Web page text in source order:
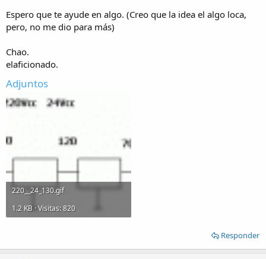
Espero que te ayude en algo. (Creo que la idea el algo loca,
pero, no me dio para más)
Chao.
elaficionado.
Adjuntos
220__24_130.gif
1.2 KB · Visitas: 820
Responder